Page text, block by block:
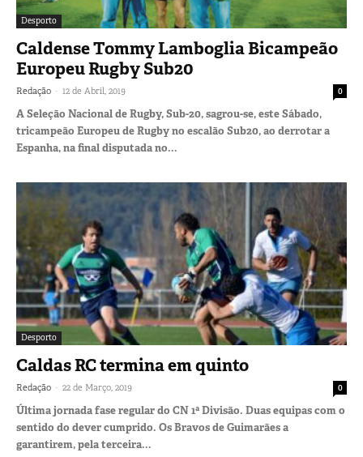
Desporto
Caldense Tommy Lamboglia Bicampeão
Europeu Rugby Sub20
Redação - 12 de Abril, 2019 0
A Seleção Nacional de Rugby, Sub-20, sagrou-se, este Sábado,
tricampeão Europeu de Rugby no escalão Sub20, ao derrotar a
Espanha, na final disputada no...
Desporto
Caldas RC termina em quinto
Redação - 22 de Março, 2019 0
Última jornada fase regular do CN 1ª Divisão. Duas equipas com o
sentido do dever cumprido. Os Bravos de Guimarães a
garantirem, pela terceira...